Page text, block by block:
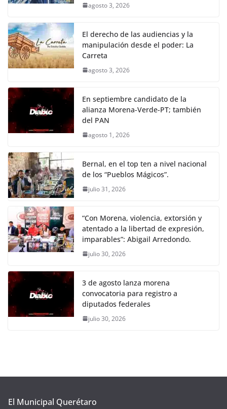
agosto 3, 2026
El derecho de las audiencias y la
manipulación desde el poder: La
Carreta
agosto 3, 2026
En septiembre candidato de la
alianza Morena-Verde-PT; también
del PAN
agosto 1, 2026
Bernal, en el top ten a nivel nacional
de los “Pueblos Mágicos”.
julio 31, 2026
“Con Morena, violencia, extorsión y
atentado a la libertad de expresión,
imparables”: Abigail Arredondo.
julio 30, 2026
3 de agosto lanza morena
convocatoria para registro a
diputados federales
julio 30, 2026
El Municipal Querétaro